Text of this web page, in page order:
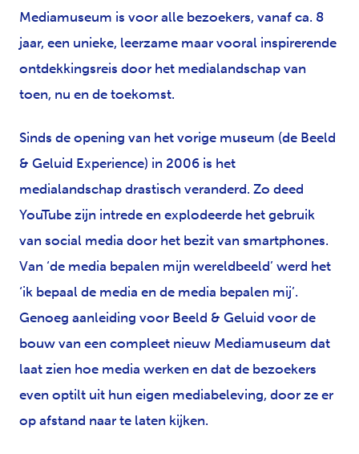
Mediamuseum is voor alle bezoekers, vanaf ca. 8
jaar, een unieke, leerzame maar vooral inspirerende
ontdekkingsreis door het medialandschap van
toen, nu en de toekomst.
Sinds de opening van het vorige museum (de Beeld
& Geluid Experience) in 2006 is het
medialandschap drastisch veranderd. Zo deed
YouTube zijn intrede en explodeerde het gebruik
van social media door het bezit van smartphones.
Van ‘de media bepalen mijn wereldbeeld’ werd het
‘ik bepaal de media en de media bepalen mij’.
Genoeg aanleiding voor Beeld & Geluid voor de
bouw van een compleet nieuw Mediamuseum dat
laat zien hoe media werken en dat de bezoekers
even optilt uit hun eigen mediabeleving, door ze er
op afstand naar te laten kijken.